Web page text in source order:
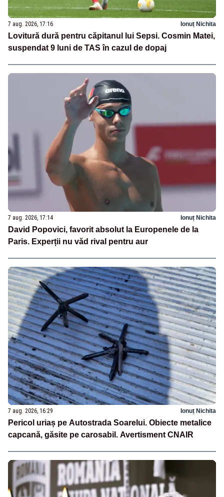
7 aug. 2026, 17:16 Ionuț Nichita
Lovitură dură pentru căpitanul lui Sepsi. Cosmin Matei,
suspendat 9 luni de TAS în cazul de dopaj
7 aug. 2026, 17:14 Ionuț Nichita
David Popovici, favorit absolut la Europenele de la
Paris. Experții nu văd rival pentru aur
7 aug. 2026, 16:29 Ionuț Nichita
Pericol uriaș pe Autostrada Soarelui. Obiecte metalice
capcană, găsite pe carosabil. Avertisment CNAIR